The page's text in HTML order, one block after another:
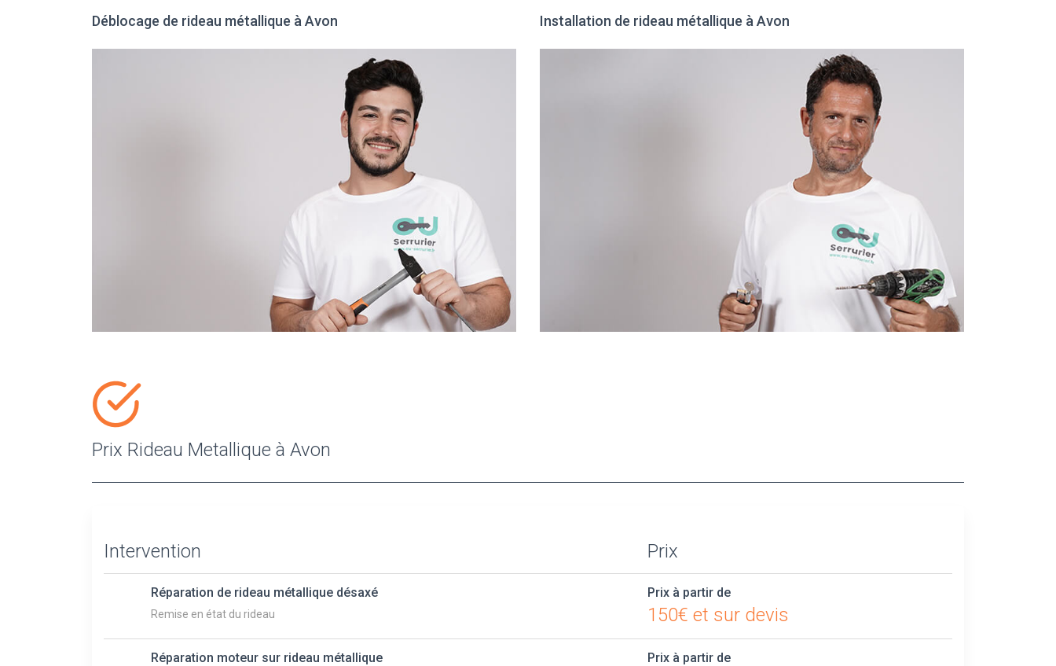
Déblocage de rideau métallique à Avon Installation de rideau métallique à Avon
Prix Rideau Metallique à Avon
Intervention Prix
Réparation de rideau métallique désaxé
Remise en état du rideau
Prix à partir de
150€ et sur devis
Réparation moteur sur rideau métallique Prix à partir de